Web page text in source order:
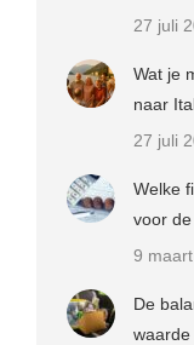
27 juli
Wat je
naar
27 juli
Welke
voor
9
De
waarde